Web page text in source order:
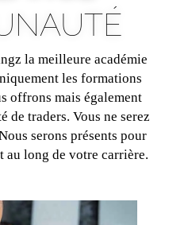
la meilleure académie
les formations
offrons mais également
de traders. Vous ne serez
serons présents pour
au long de votre carrière.